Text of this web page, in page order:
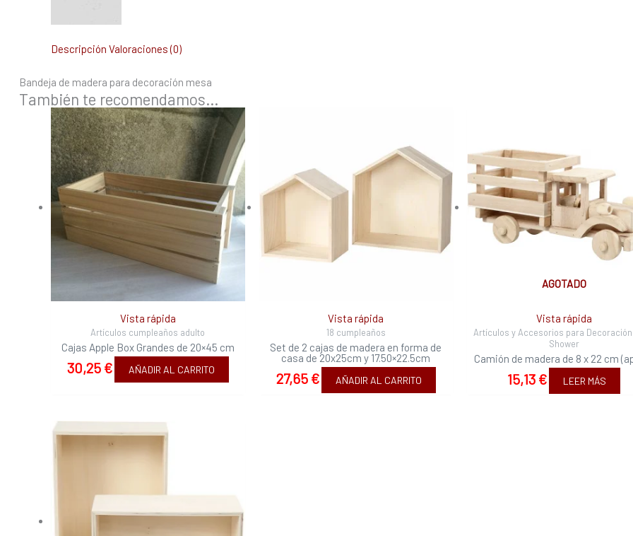
Descripción Valoraciones (0)
Bandeja de madera para decoración mesa
También te recomendamos…
Vista rápida
Artículos cumpleaños adulto
Cajas Apple Box Grandes de 20×45 cm
30,25 € AÑADIR AL CARRITO
Vista rápida
18 cumpleaños
Set de 2 cajas de madera en forma de
casa de 20x25cm y 17.50×22.5cm
27,65 € AÑADIR AL CARRITO
AGOTADO
Vista rápida
Artículos y Accesorios para
Shower
Camión de madera de 8 x 22 cm
15,13 € LEER MÁS